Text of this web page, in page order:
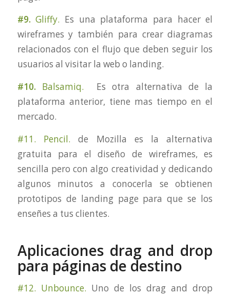
#9. Gliffy. Es una plataforma para hacer el
wireframes y también para crear diagramas
relacionados con el flujo que deben seguir los
usuarios al visitar la web o landing.
#10.
Balsamiq. Es otra alternativa de la
plataforma anterior, tiene mas tiempo en el
mercado.
#11. Pencil. de Mozilla es la alternativa
gratuita para el diseño de wireframes, es
sencilla pero con algo creatividad y dedicando
algunos minutos a conocerla se obtienen
prototipos de landing page para que se los
enseñes a tus clientes.
Aplicaciones drag and drop
para páginas de destino
#12. Unbounce. Uno de los drag and drop